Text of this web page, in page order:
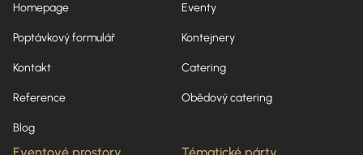
Homepage
Poptávkový formulář
Kontakt
Reference
Blog
Eventy
Kontejnery
Catering
Obědový catering